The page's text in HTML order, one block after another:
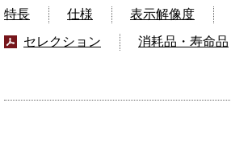
特長 仕様 表示解像度
セレクション
消耗品・寿命品